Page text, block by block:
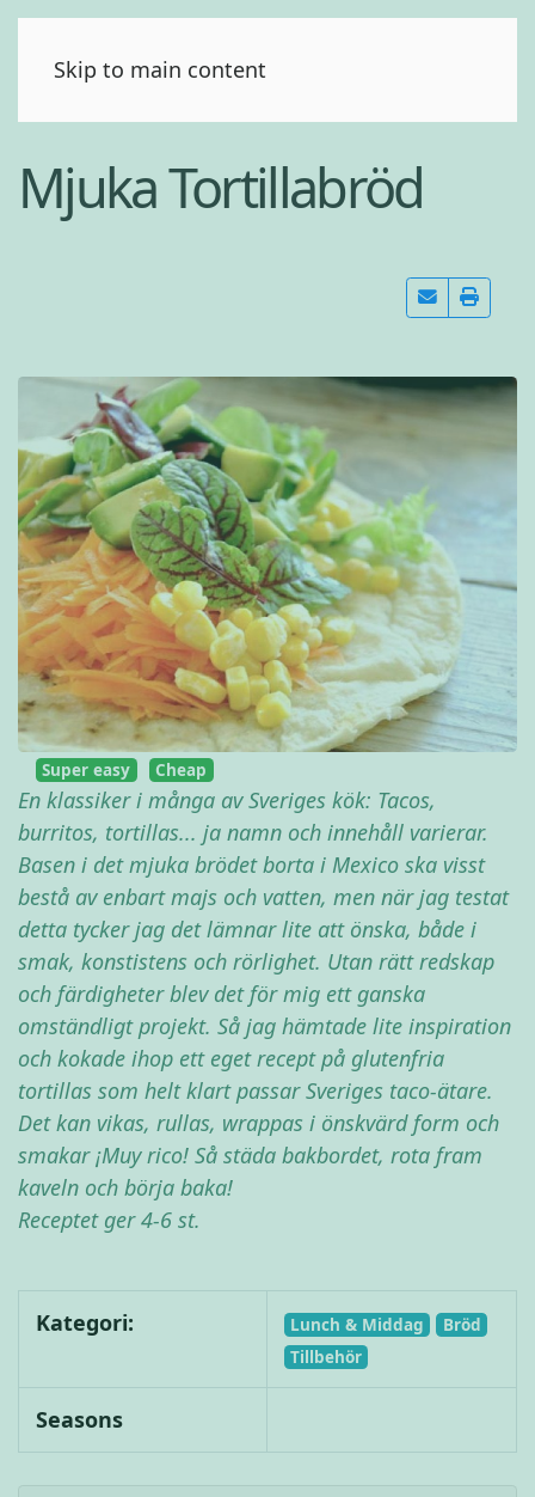
Skip to main content
Mjuka Tortillabröd
Super easy Cheap
En klassiker i många av Sveriges kök: Tacos,
burritos, tortillas... ja namn och innehåll varierar.
Basen i det mjuka brödet borta i Mexico ska visst
bestå av enbart majs och vatten, men när jag testat
detta tycker jag det lämnar lite att önska, både i
smak, konstistens och rörlighet. Utan rätt redskap
och färdigheter blev det för mig ett ganska
omständligt projekt. Så jag hämtade lite inspiration
och kokade ihop ett eget recept på glutenfria
tortillas som helt klart passar Sveriges taco-ätare.
Det kan vikas, rullas, wrappas i önskvärd form och
smakar ¡Muy rico! Så städa bakbordet, rota fram
kaveln och börja baka!
Receptet ger 4-6 st.
Kategori: Lunch & Middag
Bröd
Tillbehör
Seasons